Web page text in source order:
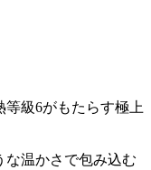
級6がもたらす極上
な温かさで包み込む